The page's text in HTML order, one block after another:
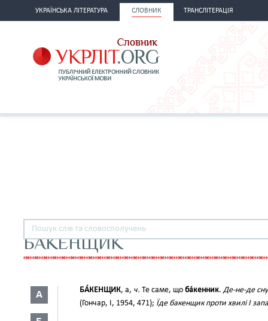
УКРАЇНСЬКА ЛІТЕРАТУРА СЛОВНИК ТРАНСЛІТЕРАЦІЯ
БАКЕНЩИК
А БА́КЕНЩИК, а, ч. Те саме, що ба́кенник.Де-не-де
(Гончар, І, 1954, 471); Їде бакенщик проти хвилі І